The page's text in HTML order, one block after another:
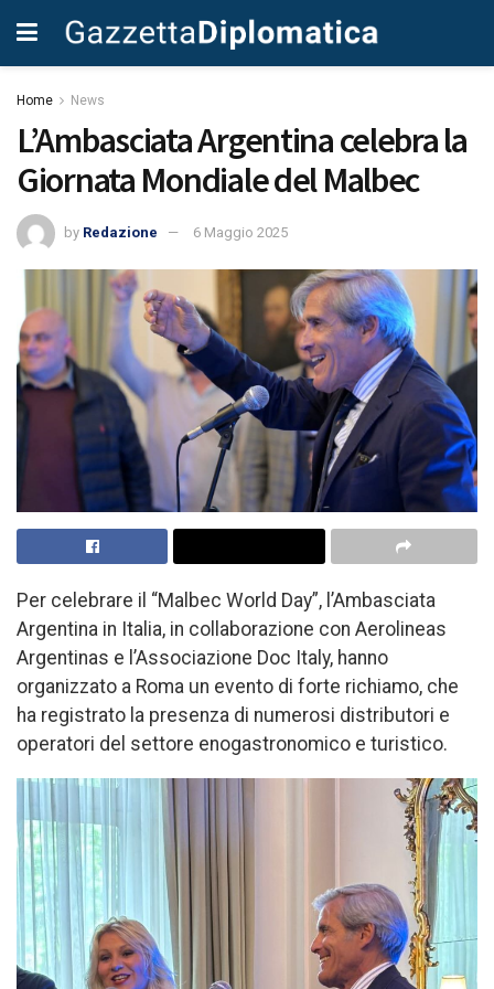
Home News
L’Ambasciata Argentina celebra la
Giornata Mondiale del Malbec
by Redazione 6 Maggio 2025
Per celebrare il “Malbec World Day”, l’Ambasciata
Argentina in Italia, in collaborazione con Aerolineas
Argentinas e l’Associazione Doc Italy, hanno
organizzato a Roma un evento di forte richiamo, che
ha registrato la presenza di numerosi distributori e
operatori del settore enogastronomico e turistico.